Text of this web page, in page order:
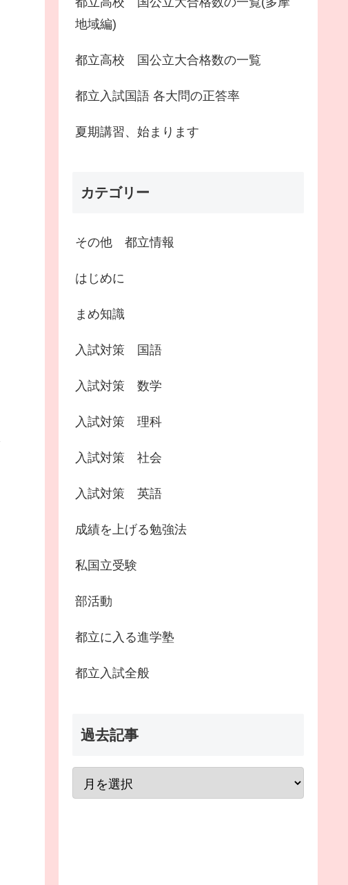
地域編)
都立高校 国公立大合格数の一覧
都立入試国語 各大問の正答率
夏期講習、始まります
カテゴリー
その他 都立情報
はじめに
まめ知識
入試対策 国語
入試対策 数学
入試対策 理科
入試対策 社会
入試対策 英語
成績を上げる勉強法
私国立受験
部活動
都立に入る進学塾
都立入試全般
過去記事